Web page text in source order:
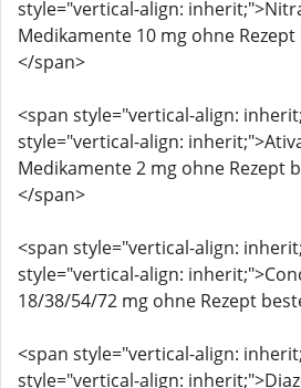
style="vertical-align:
Medikamente 10 mg ohne
</span>
<span style="vertical-align:
style="vertical-align:
Medikamente 2 mg ohne Rezept
</span>
<span style="vertical-align:
style="vertical-align:
18/38/54/72 mg ohne Rezept
<span style="vertical-align:
style="vertical-align: